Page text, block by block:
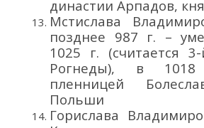
династии Арпадов,
Мстислава
позднее 987 г. –
1025 г. (считается
Рогнеды), в
пленницей
Польши
Горислава